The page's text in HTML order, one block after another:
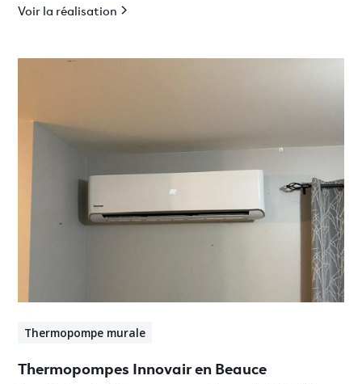
Voir la réalisation
Thermopompe murale
Thermopompes Innovair en Beauce